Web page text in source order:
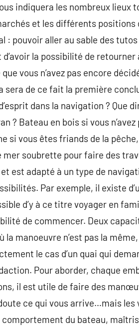
indiquera les nombreux lieux
et les différents positions
: pouvoir aller au sable des
la possibilité de retourner
vous n’avez pas encore
sera de ce fait la première
dans la navigation ? Que
? Bateau en bois si vous
si vous êtes friands de la
mer soubrette pour faire des
est adapté à un type de
Par exemple, il existe
d’y à ce titre voyager en
de commencer. Deux
la manoeuvre n’est pas la
le cas d’un quai qui
Pour aborder, chaque
il est utile de faire des
ce qui vous arrive…mais
du bateau,